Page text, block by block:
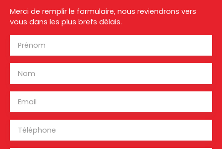
Merci de remplir le formulaire, nous reviendrons vers
vous dans les plus brefs délais.
Prénom
Nom
Email
Téléphone